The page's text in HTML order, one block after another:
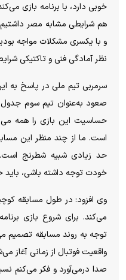
خوبی دارد، با برنامه بازی
هم شرایطی مشابه مصر
و با یکسری مشکلات مواجه
نظر آمادگی فنی و تاکتیکی
سرمربی تیم ملی در پاسخ به
صعود به‌عنوان تیم سوم
حساسیت این بازی را همه
است. ما از چند منظر این
حد زیادی شبیه شطرنج است.
خودت توجه داشته باشی، باید
وی افزود: در طول مسابقه
می‌کند. برای شروع بازی
توجه به روند مسابقه تصمیم
واقعیت فوتبال از زمانی آغاز
صدا درمی‌آورد و فکر می‌کنم